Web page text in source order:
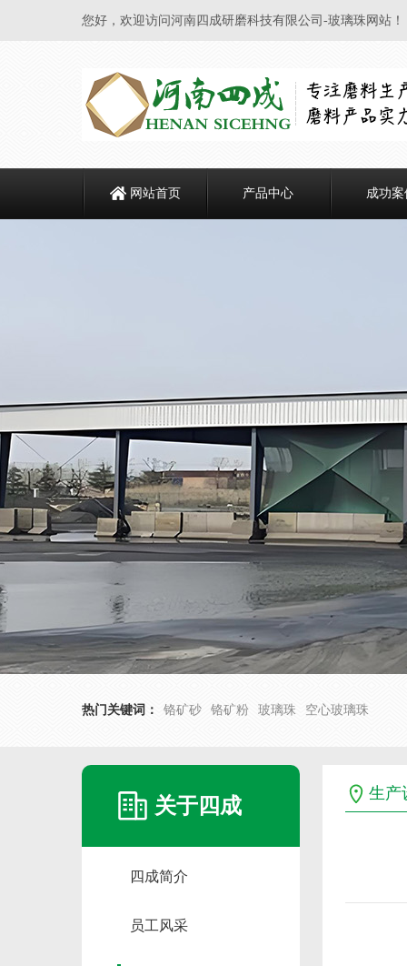
您好，欢迎访问河南四成研磨科技有限公司-玻璃珠网站！
网站首页 产品中心 成功案
热门关键词： 铬矿砂 铬矿粉 玻璃珠 空心玻璃珠
关于四成
四成简介
员工风采
生产